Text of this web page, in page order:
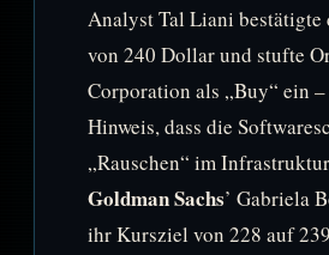
Analyst Tal Liani bestätigte
von 240 Dollar und stufte
Corporation als „Buy“ ein
Hinweis, dass die
„Rauschen“ im
Goldman Sachs’ Gabriela
ihr Kursziel von 228 auf